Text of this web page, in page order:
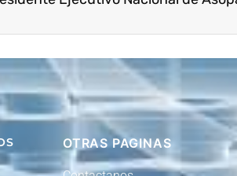
OTRAS PAGINAS